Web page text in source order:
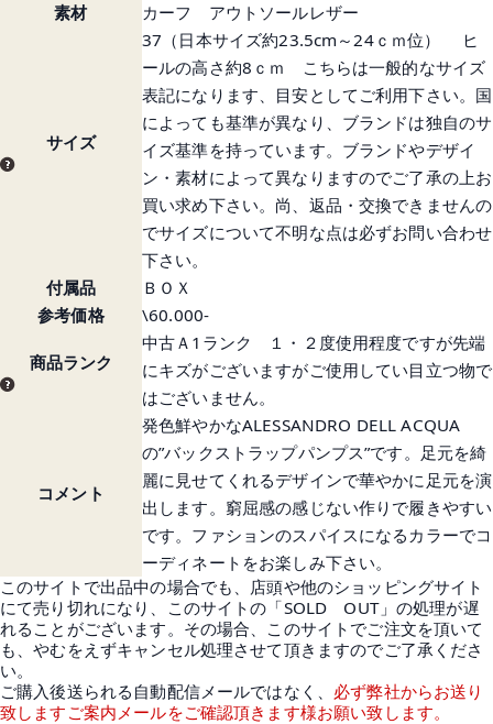
素材 カーフ アウトソールレザー
サイズ
37（日本サイズ約23.5cm～24ｃｍ位） ヒ
ールの高さ約8ｃｍ こちらは一般的なサイズ
表記になります、目安としてご利用下さい。国
によっても基準が異なり、ブランドは独自のサ
イズ基準を持っています。ブランドやデザイ
ン・素材によって異なりますのでご了承の上お
買い求め下さい。尚、返品・交換できませんの
でサイズについて不明な点は必ずお問い合わせ
下さい。
付属品
ＢＯＸ
参考価格
\60.000-
商品ランク
中古Ａ1ランク １・２度使用程度ですが先端
にキズがございますがご使用してい目立つ物で
はございません。
コメント
発色鮮やかなALESSANDRO DELL ACQUA
の”バックストラップパンプス”です。足元を綺
麗に見せてくれるデザインで華やかに足元を演
出します。窮屈感の感じない作りで履きやすい
です。ファションのスパイスになるカラーでコ
ーディネートをお楽しみ下さい。
このサイトで出品中の場合でも、店頭や他のショッピングサイト
にて売り切れになり、このサイトの「SOLD OUT」の処理が遅
れることがございます。その場合、このサイトでご注文を頂いて
も、やむをえずキャンセル処理させて頂きますのでご了承くださ
い。
ご購入後送られる自動配信メールではなく、 必ず弊社からお送り
致しますご案内メールをご確認頂きます様お願い致します。